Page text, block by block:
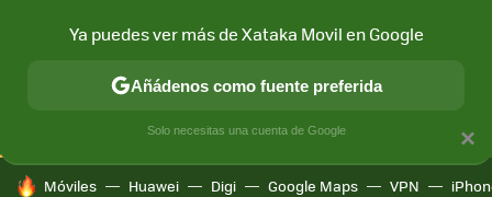
CONECTIVIDAD MÓVIL Y SOCIEDAD APLICACIONES
HOY SE HABLA DE
Móviles Huawei Digi Google Maps VPN
×
Ya puedes ver más de Xataka Movil en Google
Añádenos como fuente preferida
Solo necesitas una cuenta de Google